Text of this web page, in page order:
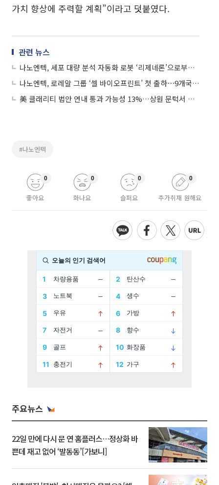
가치 향상에 주력할 계획”이라고 덧붙였다.
관련 뉴스
나노엔텍, 세포 대량 분석 자동화 로봇 ‘리제네론’으로부터 구매주문 수령
나노엔텍, 로레알 그룹 ‘셀 바이오프린트’ 첫 출하⋯9개국서 피부 진단 혁신
美 클래리티 법안 연내 통과 가능성 13%…상원 문턱서 제동
#나노엔텍
좋아요
0
화나요
0
슬퍼요
0
추가취재 원해요
0
주요뉴스
22일 만에 다시 문 연 홈플러스…정상화 바
쁜데 재고 없어 ‘발동동’[가보니]